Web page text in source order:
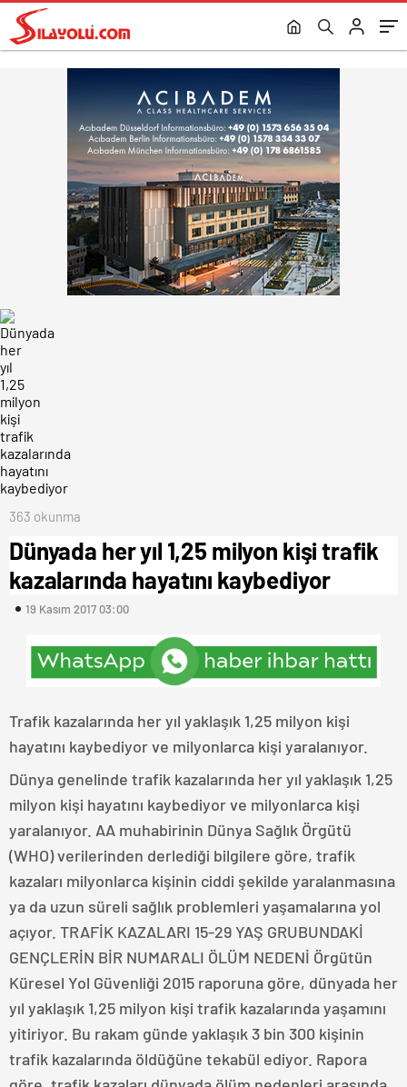
363 okunma
Dünyada her yıl 1,25 milyon kişi trafik
kazalarında hayatını kaybediyor
19 Kasım 2017 03:00
Trafik kazalarında her yıl yaklaşık 1,25 milyon kişi
hayatını kaybediyor ve milyonlarca kişi yaralanıyor.
Dünya genelinde trafik kazalarında her yıl yaklaşık 1,25
milyon kişi hayatını kaybediyor ve milyonlarca kişi
yaralanıyor. AA muhabirinin Dünya Sağlık Örgütü
(WHO) verilerinden derlediği bilgilere göre, trafik
kazaları milyonlarca kişinin ciddi şekilde yaralanmasına
ya da uzun süreli sağlık problemleri yaşamalarına yol
açıyor. TRAFİK KAZALARI 15-29 YAŞ GRUBUNDAKİ
GENÇLERİN BİR NUMARALI ÖLÜM NEDENİ Örgütün
Küresel Yol Güvenliği 2015 raporuna göre, dünyada her
yıl yaklaşık 1,25 milyon kişi trafik kazalarında yaşamını
yitiriyor. Bu rakam günde yaklaşık 3 bin 300 kişinin
trafik kazalarında öldüğüne tekabül ediyor. Rapora